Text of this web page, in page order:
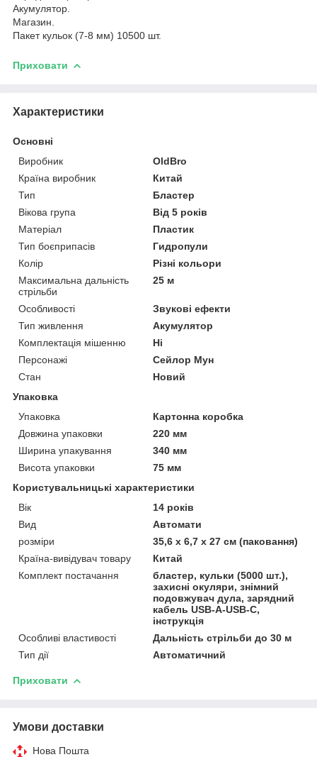
Акумулятор.
Магазин.
Пакет кульок (7-8 мм) 10500 шт.
Приховати
Характеристики
Основні
Виробник
OldBro
Країна виробник
Китай
Тип
Бластер
Вікова група
Від 5 років
Матеріал
Пластик
Тип боєприпасів
Гидропули
Колір
Різні кольори
Максимальна дальність
стрільби
25 м
Особливості
Звукові ефекти
Тип живлення
Акумулятор
Комплектація мішенню
Ні
Персонажі
Сейлор Мун
Стан
Новий
Упаковка
Упаковка
Картонна коробка
Довжина упаковки
220 мм
Ширина упакування
340 мм
Висота упаковки
75 мм
Користувальницькі характеристики
Вік
14 років
Вид
Автомати
розміри
35,6 х 6,7 х 27 см (паковання)
Країна-вивідувач товару
Китай
Комплект постачання
бластер, кульки (5000 шт.),
захисні окуляри, знімний
подовжувач дула, зарядний
кабель USB-A-USB-C,
інструкція
Особливі властивості
Дальність стрільби до 30 м
Тип дії
Автоматичний
Приховати
Умови доставки
Нова Пошта